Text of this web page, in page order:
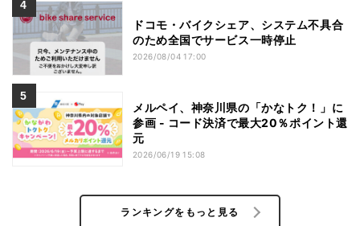
ドコモ・バイクシェア、システム不具合
のため全国でサービス一時停止
2026/08/04 17:00
メルペイ、神奈川県の「かなトク！」に
参画 - コード決済で最大20％ポイント還
元
2026/06/19 15:08
ランキングをもっと見る